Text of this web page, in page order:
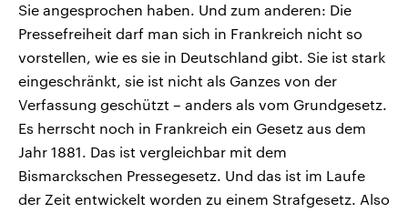
Sie angesprochen haben. Und zum anderen: Die
Pressefreiheit darf man sich in Frankreich nicht so
vorstellen, wie es sie in Deutschland gibt. Sie ist stark
eingeschränkt, sie ist nicht als Ganzes von der
Verfassung geschützt – anders als vom Grundgesetz.
Es herrscht noch in Frankreich ein Gesetz aus dem
Jahr 1881. Das ist vergleichbar mit dem
Bismarckschen Pressegesetz. Und das ist im Laufe
der Zeit entwickelt worden zu einem Strafgesetz. Also